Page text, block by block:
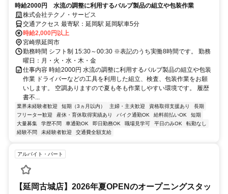
時給2000円 水流の調整に利用するバルブ製品の組立や包装作業
株式会社テクノ・サービス
交通アクセス 最寄駅：延岡駅 延岡駅車5分
時給2,000円以上
宮崎県延岡市
勤務時間 シフト制 15:30～00:30 ※表記のうち実働8時間です。 勤務
曜日：月・火・水・木・金
仕事内容 時給2000円 水流の調整に利用するバルブ製品の組立や包装
作業 ドライバーなどの工具を利用した組立、検査、包装作業をお願
いします。 空調ありますので夏も冬も作業しやすい環境です。 履歴
書不...
業界未経験者歓迎 短期（3ヵ月以内） 主婦・主夫歓迎 資格取得支援あり
長期
フリーター歓迎
産休・育休取得実績あり バイク通勤OK 給料前払いOK
短期
大量募集
学歴不問 車通勤OK 即日勤務OK 職場見学可 平日のみOK
転勤なし
経験不問
未経験者歓迎 交通費全額支給
アルバイト・パート
【延岡古城店】2026年夏OPENのオープニングスタッ